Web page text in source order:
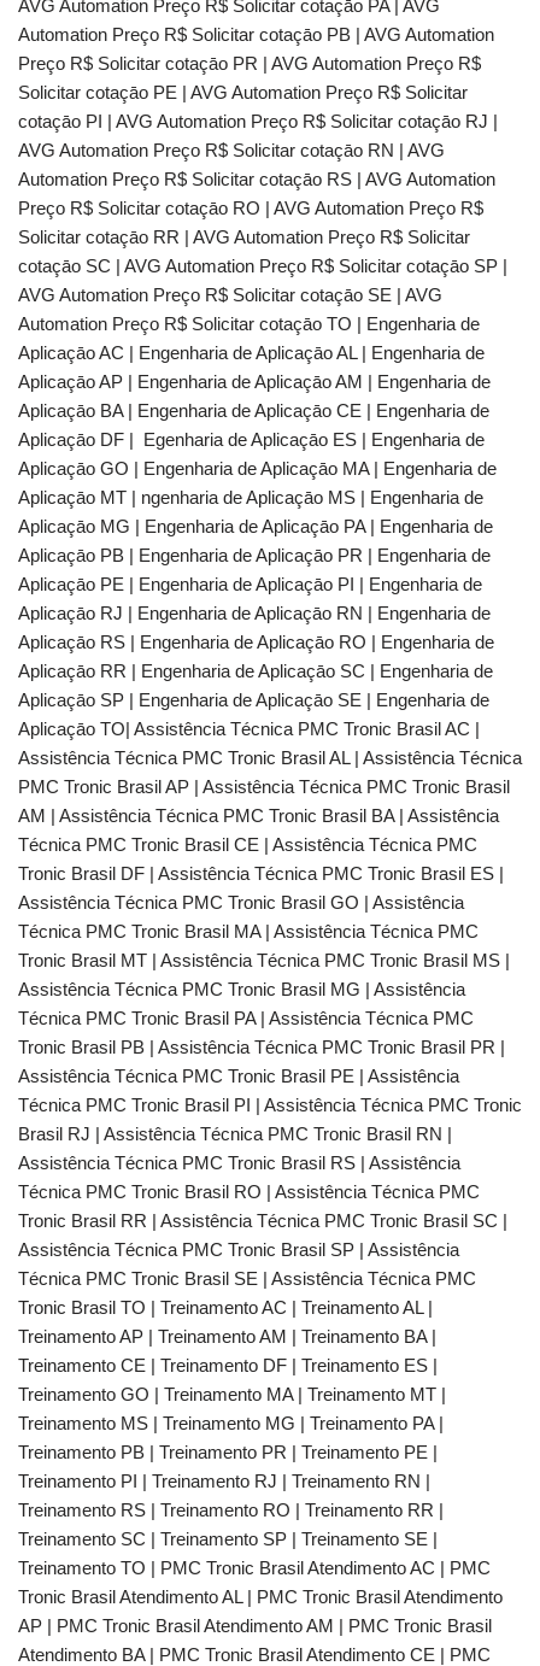
AVG Automation Preço R$ Solicitar cotaçāo PA | AVG
Automation Preço R$ Solicitar cotaçāo PB | AVG Automation
Preço R$ Solicitar cotaçāo PR | AVG Automation Preço R$
Solicitar cotaçāo PE | AVG Automation Preço R$ Solicitar
cotaçāo PI | AVG Automation Preço R$ Solicitar cotaçāo RJ |
AVG Automation Preço R$ Solicitar cotaçāo RN | AVG
Automation Preço R$ Solicitar cotaçāo RS | AVG Automation
Preço R$ Solicitar cotaçāo RO | AVG Automation Preço R$
Solicitar cotaçāo RR | AVG Automation Preço R$ Solicitar
cotaçāo SC | AVG Automation Preço R$ Solicitar cotaçāo SP |
AVG Automation Preço R$ Solicitar cotaçāo SE | AVG
Automation Preço R$ Solicitar cotaçāo TO | Engenharia de
Aplicaçāo AC | Engenharia de Aplicaçāo AL | Engenharia de
Aplicaçāo AP | Engenharia de Aplicaçāo AM | Engenharia de
Aplicaçāo BA | Engenharia de Aplicaçāo CE | Engenharia de
Aplicaçāo DF | Egenharia de Aplicaçāo ES | Engenharia de
Aplicaçāo GO | Engenharia de Aplicaçāo MA | Engenharia de
Aplicaçāo MT | ngenharia de Aplicaçāo MS | Engenharia de
Aplicaçāo MG | Engenharia de Aplicaçāo PA | Engenharia de
Aplicaçāo PB | Engenharia de Aplicaçāo PR | Engenharia de
Aplicaçāo PE | Engenharia de Aplicaçāo PI | Engenharia de
Aplicaçāo RJ | Engenharia de Aplicaçāo RN | Engenharia de
Aplicaçāo RS | Engenharia de Aplicaçāo RO | Engenharia de
Aplicaçāo RR | Engenharia de Aplicaçāo SC | Engenharia de
Aplicaçāo SP | Engenharia de Aplicaçāo SE | Engenharia de
Aplicaçāo TO| Assistência Técnica PMC Tronic Brasil AC |
Assistência Técnica PMC Tronic Brasil AL | Assistência Técnica
PMC Tronic Brasil AP | Assistência Técnica PMC Tronic Brasil
AM | Assistência Técnica PMC Tronic Brasil BA | Assistência
Técnica PMC Tronic Brasil CE | Assistência Técnica PMC
Tronic Brasil DF | Assistência Técnica PMC Tronic Brasil ES |
Assistência Técnica PMC Tronic Brasil GO | Assistência
Técnica PMC Tronic Brasil MA | Assistência Técnica PMC
Tronic Brasil MT | Assistência Técnica PMC Tronic Brasil MS |
Assistência Técnica PMC Tronic Brasil MG | Assistência
Técnica PMC Tronic Brasil PA | Assistência Técnica PMC
Tronic Brasil PB | Assistência Técnica PMC Tronic Brasil PR |
Assistência Técnica PMC Tronic Brasil PE | Assistência
Técnica PMC Tronic Brasil PI | Assistência Técnica PMC Tronic
Brasil RJ | Assistência Técnica PMC Tronic Brasil RN |
Assistência Técnica PMC Tronic Brasil RS | Assistência
Técnica PMC Tronic Brasil RO | Assistência Técnica PMC
Tronic Brasil RR | Assistência Técnica PMC Tronic Brasil SC |
Assistência Técnica PMC Tronic Brasil SP | Assistência
Técnica PMC Tronic Brasil SE | Assistência Técnica PMC
Tronic Brasil TO | Treinamento AC | Treinamento AL |
Treinamento AP | Treinamento AM | Treinamento BA |
Treinamento CE | Treinamento DF | Treinamento ES |
Treinamento GO | Treinamento MA | Treinamento MT |
Treinamento MS | Treinamento MG | Treinamento PA |
Treinamento PB | Treinamento PR | Treinamento PE |
Treinamento PI | Treinamento RJ | Treinamento RN |
Treinamento RS | Treinamento RO | Treinamento RR |
Treinamento SC | Treinamento SP | Treinamento SE |
Treinamento TO | PMC Tronic Brasil Atendimento AC | PMC
Tronic Brasil Atendimento AL | PMC Tronic Brasil Atendimento
AP | PMC Tronic Brasil Atendimento AM | PMC Tronic Brasil
Atendimento BA | PMC Tronic Brasil Atendimento CE | PMC